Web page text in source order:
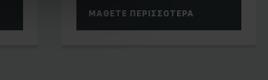
ΜΆΘΕΤΕ ΠΕΡΙΣΣΌΤΕΡΑ